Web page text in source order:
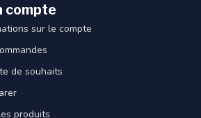
compte
sur le compte
de souhaits
produits